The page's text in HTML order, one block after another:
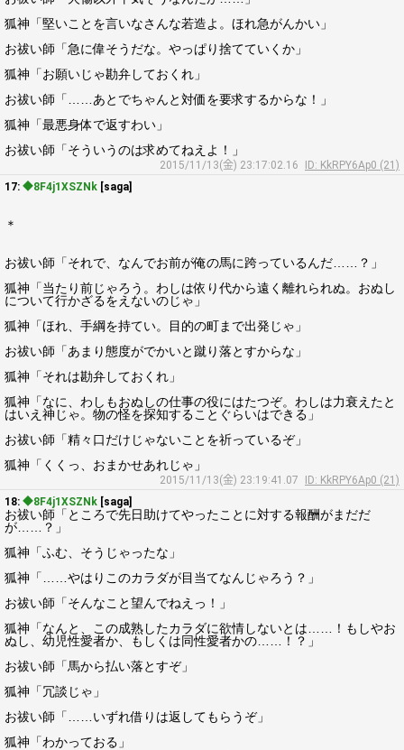
狐神「堅いことを言いなさんな若造よ。ほれ急がんかい」
お祓い師「急に偉そうだな。やっぱり捨てていくか」
狐神「お願いじゃ勘弁しておくれ」
お祓い師「……あとでちゃんと対価を要求するからな！」
狐神「最悪身体で返すわい」
お祓い師「そういうのは求めてねえよ！」
2015/11/13(金) 23:17:02.16
ID: KkRPY6Ap0 (21)
17: ◆8F4j1XSZNk [saga]
＊
お祓い師「それで、なんでお前が俺の馬に跨っているんだ……？」
狐神「当たり前じゃろう。わしは依り代から遠く離れられぬ。おぬし
について行かざるをえないのじゃ」
狐神「ほれ、手綱を持てい。目的の町まで出発じゃ」
お祓い師「あまり態度がでかいと蹴り落とすからな」
狐神「それは勘弁しておくれ」
狐神「なに、わしもおぬしの仕事の役にはたつぞ。わしは力衰えたと
はいえ神じゃ。物の怪を探知することぐらいはできる」
お祓い師「精々口だけじゃないことを祈っているぞ」
狐神「くくっ、おまかせあれじゃ」
2015/11/13(金) 23:19:41.07
ID: KkRPY6Ap0 (21)
18: ◆8F4j1XSZNk [saga]
お祓い師「ところで先日助けてやったことに対する報酬がまだだ
が……？」
狐神「ふむ、そうじゃったな」
狐神「……やはりこのカラダが目当てなんじゃろう？」
お祓い師「そんなこと望んでねえっ！」
狐神「なんと、この成熟したカラダに欲情しないとは……！もしやお
ぬし、幼児性愛者か、もしくは同性愛者かの……！？」
お祓い師「馬から払い落とすぞ」
狐神「冗談じゃ」
お祓い師「……いずれ借りは返してもらうぞ」
狐神「わかっておる」